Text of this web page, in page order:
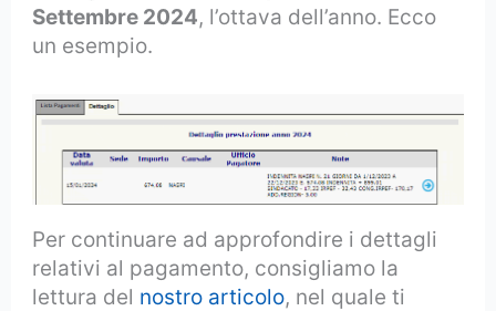
Settembre 2024, l’ottava dell’anno. Ecco
un esempio.
Per continuare ad approfondire i dettagli
relativi al pagamento, consigliamo la
lettura del nostro articolo, nel quale ti